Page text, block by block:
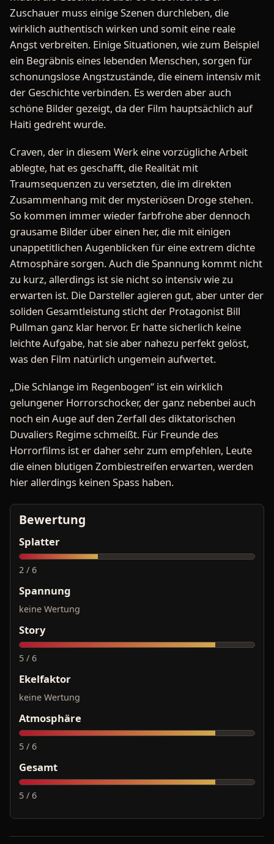
Zuschauer muss einige Szenen durchleben, die
wirklich authentisch wirken und somit eine reale
Angst verbreiten. Einige Situationen, wie zum Beispiel
ein Begräbnis eines lebenden Menschen, sorgen für
schonungslose Angstzustände, die einem intensiv mit
der Geschichte verbinden. Es werden aber auch
schöne Bilder gezeigt, da der Film hauptsächlich auf
Haiti gedreht wurde.
Craven, der in diesem Werk eine vorzügliche Arbeit
ablegte, hat es geschafft, die Realität mit
Traumsequenzen zu versetzten, die im direkten
Zusammenhang mit der mysteriösen Droge stehen.
So kommen immer wieder farbfrohe aber dennoch
grausame Bilder über einen her, die mit einigen
unappetitlichen Augenblicken für eine extrem dichte
Atmosphäre sorgen. Auch die Spannung kommt nicht
zu kurz, allerdings ist sie nicht so intensiv wie zu
erwarten ist. Die Darsteller agieren gut, aber unter der
soliden Gesamtleistung sticht der Protagonist Bill
Pullman ganz klar hervor. Er hatte sicherlich keine
leichte Aufgabe, hat sie aber nahezu perfekt gelöst,
was den Film natürlich ungemein aufwertet.
„Die Schlange im Regenbogen“ ist ein wirklich
gelungener Horrorschocker, der ganz nebenbei auch
noch ein Auge auf den Zerfall des diktatorischen
Duvaliers Regime schmeißt. Für Freunde des
Horrorfilms ist er daher sehr zum empfehlen, Leute
die einen blutigen Zombiestreifen erwarten, werden
hier allerdings keinen Spass haben.
Bewertung
Splatter
2 / 6
Spannung
keine Wertung
Story
5 / 6
Ekelfaktor
keine Wertung
Atmosphäre
5 / 6
Gesamt
5 / 6